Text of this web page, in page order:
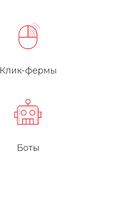
Клик-фермы
Боты